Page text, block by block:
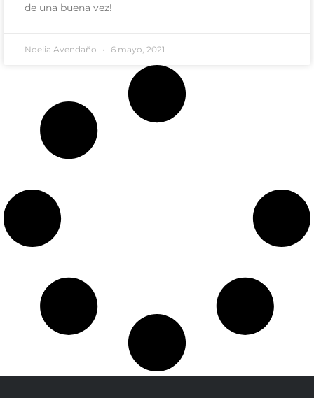
de una buena vez!
Noelia Avendaño 6 mayo, 2021